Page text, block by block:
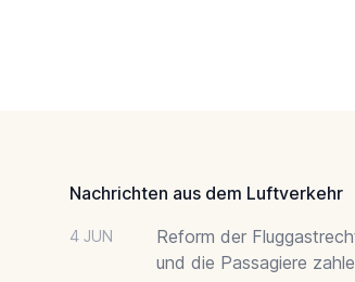
Nachrichten aus dem Luftverkehr
4 JUN
Reform der
und die Passagiere